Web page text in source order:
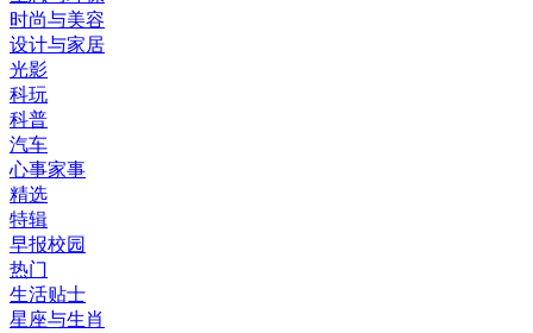
时尚与美容
设计与家居
光影
科玩
科普
汽车
心事家事
精选
特辑
早报校园
热门
生活贴士
星座与生肖